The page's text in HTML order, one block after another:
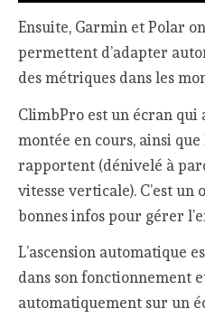
Ensuite, Garmin et Polar
permettent d’adapter
des métriques dans les
ClimbPro est un écran
montée en cours, ainsi que
rapportent (dénivelé à
vitesse verticale). C’est
bonnes infos pour gérer
L’ascension automatique
dans son fonctionnement
automatiquement sur un